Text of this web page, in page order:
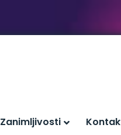
Zanimljivosti